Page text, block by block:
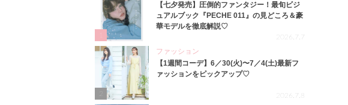
【七夕発売】圧倒的ファンタジー！最旬ビジ
ュアルブック『PECHE 011』の見どころ＆豪
華モデルを徹底解説♡
2026.7.7
ファッション
【1週間コーデ】6／30(火)〜7／4(土)最新フ
ァッションをピックアップ♡
2026.7.8